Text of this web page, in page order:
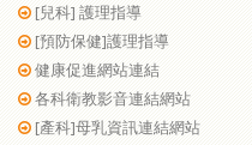
[兒科] 護理指導
[預防保健]護理指導
健康促進網站連結
各科衛教影音連結網站
[產科]母乳資訊連結網站